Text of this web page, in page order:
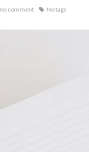
no comment No tags